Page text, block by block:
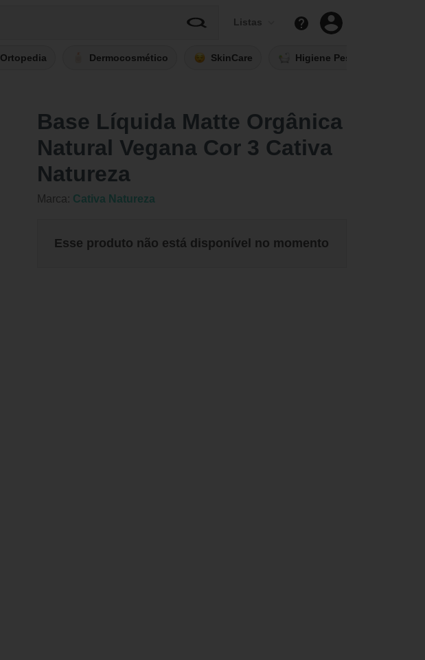
Listas
Ortopedia Dermocosmético SkinCare Higiene Pessoal
Base Líquida Matte Orgânica
Natural Vegana Cor 3 Cativa
Natureza
Marca: Cativa Natureza
Esse produto não está disponível no momento